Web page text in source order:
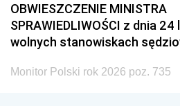
OBWIESZCZENIE MINISTRA
SPRAWIEDLIWOŚCI z dnia
wolnych stanowiskach
Monitor Polski rok 2026 poz. 735